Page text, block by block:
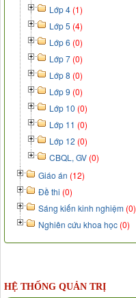
Lớp 4 (1)
Lớp 5 (4)
Lớp 6 (0)
Lớp 7 (0)
Lớp 8 (0)
Lớp 9 (0)
Lớp 10 (0)
Lớp 11 (0)
Lớp 12 (0)
CBQL, GV (0)
Giáo án (12)
Đề thi (0)
Sáng kiến kinh nghiệm (0)
Nghiên cứu khoa học (0)
HỆ THỐNG QUẢN TRỊ